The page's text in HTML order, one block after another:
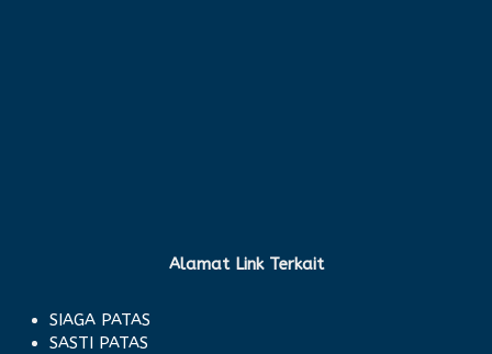
Alamat Link Terkait
SIAGA PATAS
SASTI PATAS